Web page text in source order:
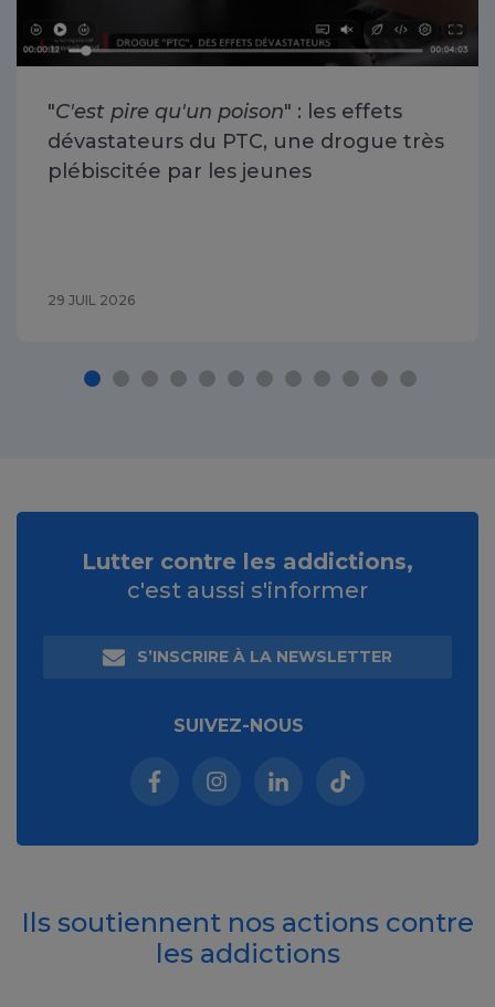
"C'est pire qu'un poison" : les effets
dévastateurs du PTC, une drogue très
plébiscitée par les jeunes
29 JUIL 2026
Lutter contre les addictions,
c'est aussi s'informer
S’INSCRIRE À LA NEWSLETTER
SUIVEZ-NOUS
Facebook (nouvelle fenêtre)
Instagram (nouvelle fenêtre)
Linkedin (nouvelle
Tiktok (nouvelle
Ils soutiennent nos actions contre
les addictions